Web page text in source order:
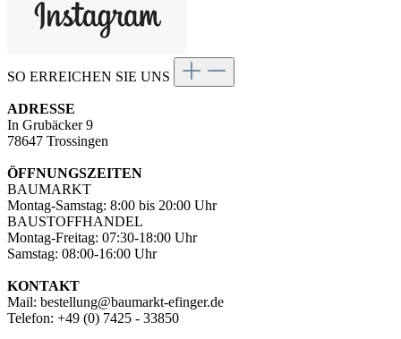
SO ERREICHEN SIE UNS
ADRESSE
In Grubäcker 9
78647 Trossingen
ÖFFNUNGSZEITEN
BAUMARKT
Montag-Samstag: 8:00 bis 20:00 Uhr
BAUSTOFFHANDEL
Montag-Freitag: 07:30-18:00 Uhr
Samstag: 08:00-16:00 Uhr
KONTAKT
Mail: bestellung@baumarkt-efinger.de
Telefon: +49 (0) 7425 - 33850